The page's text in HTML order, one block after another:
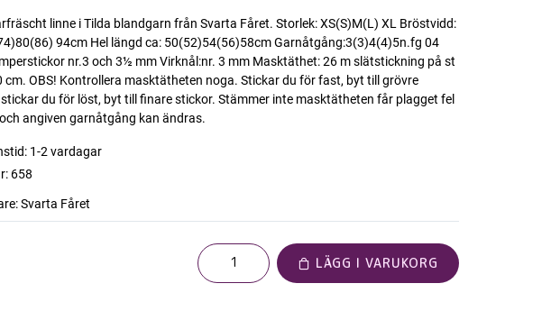
linne i Tilda blandgarn från Svarta Fåret. Storlek: XS(S)M(L) XL Bröstvidd:
94cm Hel längd ca: 50(52)54(56)58cm Garnåtgång:3(3)4(4)5n.fg 04
nr.3 och 3½ mm Virknål:nr. 3 mm Masktäthet: 26 m slätstickning på st
cm. OBS! Kontrollera masktätheten noga. Stickar du för fast, byt till grövre
du för löst, byt till finare stickor. Stämmer inte masktätheten får plagget fel
angiven garnåtgång kan ändras.
1-2 vardagar
658
Svarta Fåret
LÄGG I VARUKORG